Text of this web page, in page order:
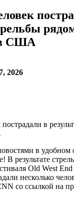
США
2026
в удобном
В результате
Old West
несколько
со ссылкой на